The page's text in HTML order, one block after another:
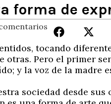
forma de
tocando
Pero el primer
y la voz de la madre
sociedad desde